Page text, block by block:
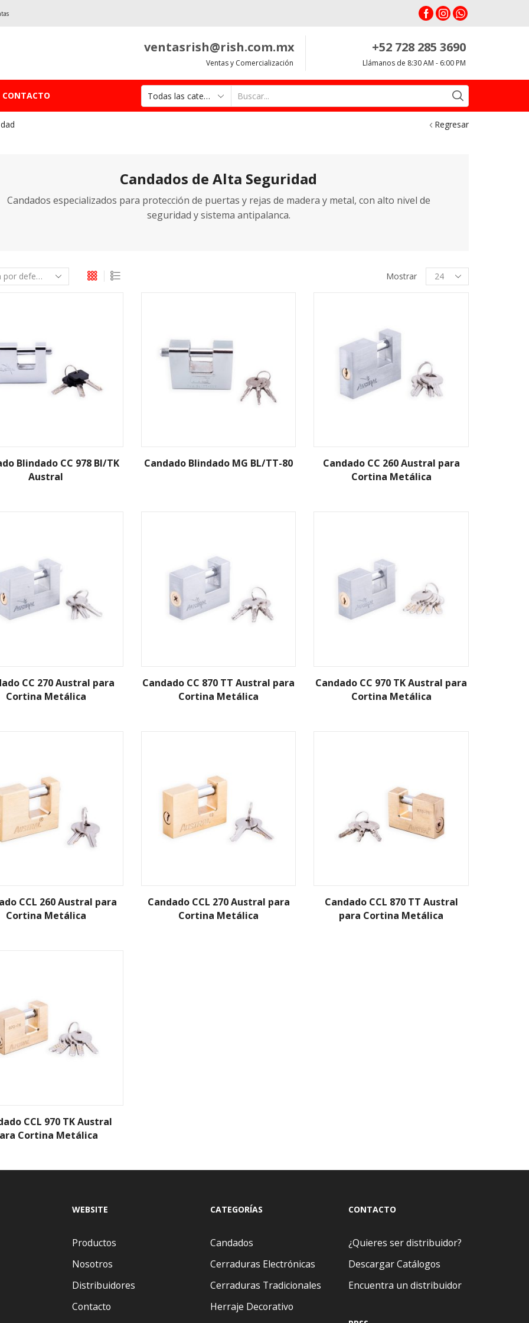
ventasrish@rish.com.mx
Ventas y Comercialización
+52 728 285 3690
Llámanos de 8:30 AM - 6:00 PM
CONTACTO
input
Regresar
Candados de Alta Seguridad
Candados especializados para protección de puertas y rejas de madera y metal, con alto nivel de
seguridad y sistema antipalanca.
Mostrar
Productos
per
Blindado CC 978 Bl/TK
Austral
Candado Blindado MG BL/TT-80
Candado CC 260 Austral para
Cortina Metálica
CC 270 Austral para
Cortina Metálica
Candado CC 870 TT Austral para
Cortina Metálica
Candado CC 970 TK Austral para
Cortina Metálica
CCL 260 Austral para
Cortina Metálica
Candado CCL 270 Austral para
Cortina Metálica
Candado CCL 870 TT Austral
para Cortina Metálica
CCL 970 TK Austral
Cortina Metálica
WEBSITE
Productos
Nosotros
Distribuidores
Contacto
CATEGORÍAS
Candados
Cerraduras Electrónicas
Cerraduras Tradicionales
Herraje Decorativo
CONTACTO
¿Quieres ser distribuidor?
Descargar Catálogos
Encuentra un distribuidor